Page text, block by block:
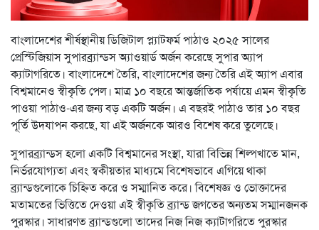
বাংলাদেশের শীর্ষস্থানীয় ডিজিটাল প্ল্যাটফর্ম পাঠাও ২০২৫ সালের
প্রেস্টিজিয়াস সুপারব্র্যান্ডস অ্যাওয়ার্ড অর্জন করেছে সুপার অ্যাপ
ক্যাটাগরিতে। বাংলাদেশে তৈরি, বাংলাদেশের জন্য তৈরি এই অ্যাপ এবার
বিশ্বমানেও স্বীকৃতি পেল। মাত্র ১০ বছরে আন্তর্জাতিক পর্যায়ে এমন স্বীকৃতি
পাওয়া পাঠাও-এর জন্য বড় একটি অর্জন। এ বছরই পাঠাও তার ১০ বছর
পূর্তি উদযাপন করছে, যা এই অর্জনকে আরও বিশেষ করে তুলেছে।
সুপারব্র্যান্ডস হলো একটি বিশ্বমানের সংস্থা, যারা বিভিন্ন শিল্পখাতে মান,
নির্ভরযোগ্যতা এবং স্বকীয়তার মাধ্যমে বিশেষভাবে এগিয়ে থাকা
ব্র্যান্ডগুলোকে চিহ্নিত করে ও সম্মানিত করে। বিশেষজ্ঞ ও ভোক্তাদের
মতামতের ভিত্তিতে দেওয়া এই স্বীকৃতি ব্র্যান্ড জগতের অন্যতম সম্মানজনক
পুরস্কার। সাধারণত ব্র্যান্ডগুলো তাদের নিজ নিজ ক্যাটাগরিতে পুরস্কার